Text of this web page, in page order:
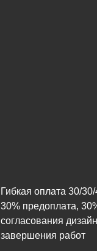
Гибкая оплата 30/
30% предоплата,
согласования
завершения работ